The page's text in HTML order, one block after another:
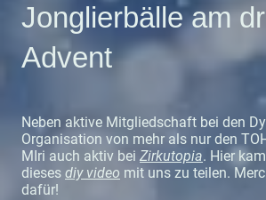
Jonglierbälle am
Advent
Neben aktive Mitgliedschaft bei den
Organisation von mehr als nur den
MIri auch aktiv bei Zirkutopia. Hier
dieses diy video mit uns zu teilen.
dafür!